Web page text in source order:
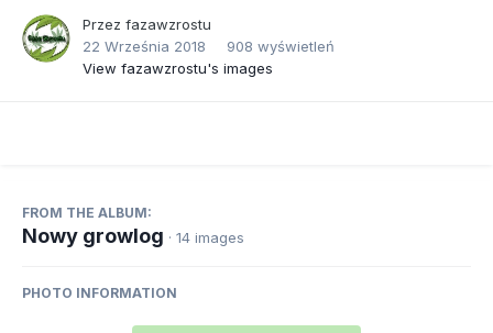
Przez fazawzrostu
22 Września 2018
908 wyświetleń
View fazawzrostu's images
FROM THE ALBUM:
Nowy growlog · 14 images
PHOTO INFORMATION